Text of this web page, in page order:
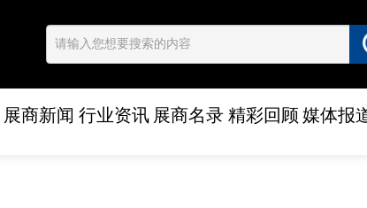
展商新闻 行业资讯 展商名录 精彩回顾 媒体报